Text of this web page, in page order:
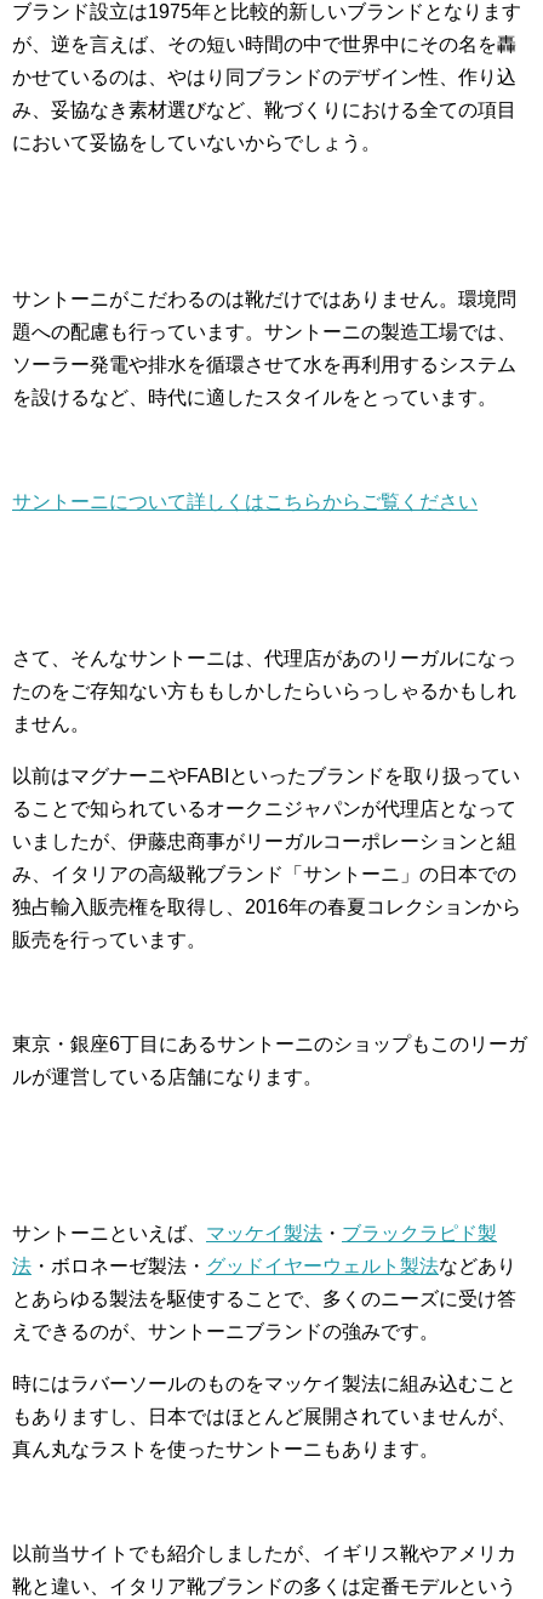
ブランド設立は1975年と比較的新しいブランドとなります
が、逆を言えば、その短い時間の中で世界中にその名を轟
かせているのは、やはり同ブランドのデザイン性、作り込
み、妥協なき素材選びなど、靴づくりにおける全ての項目
において妥協をしていないからでしょう。
サントーニがこだわるのは靴だけではありません。環境問
題への配慮も行っています。サントーニの製造工場では、
ソーラー発電や排水を循環させて水を再利用するシステム
を設けるなど、時代に適したスタイルをとっています。
サントーニについて詳しくはこちらからご覧ください
さて、そんなサントーニは、代理店があのリーガルになっ
たのをご存知ない方ももしかしたらいらっしゃるかもしれ
ません。
以前はマグナーニやFABIといったブランドを取り扱ってい
ることで知られているオークニジャパンが代理店となって
いましたが、伊藤忠商事がリーガルコーポレーションと組
み、イタリアの高級靴ブランド「サントーニ」の日本での
独占輸入販売権を取得し、2016年の春夏コレクションから
販売を行っています。
東京・銀座6丁目にあるサントーニのショップもこのリーガ
ルが運営している店舗になります。
サントーニといえば、 マッケイ製法 ・ ブラックラピド製
法 ・ボロネーゼ製法・ グッドイヤーウェルト製法などあり
とあらゆる製法を駆使することで、多くのニーズに受け答
えできるのが、サントーニブランドの強みです。
時にはラバーソールのものをマッケイ製法に組み込むこと
もありますし、日本ではほとんど展開されていませんが、
真ん丸なラストを使ったサントーニもあります。
以前当サイトでも紹介しましたが、イギリス靴やアメリカ
靴と違い、イタリア靴ブランドの多くは定番モデルという